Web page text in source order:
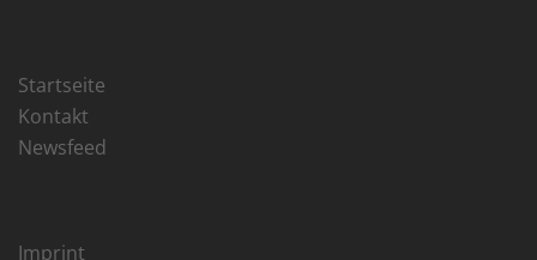
Startseite
Kontakt
Newsfeed
Imprint